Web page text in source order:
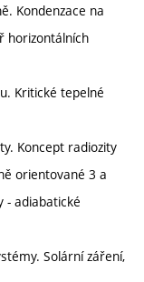
Kondenzace na
horizontálních
Kritické tepelné
Koncept radiozity
orientované 3 a
- adiabatické
Solární záření,